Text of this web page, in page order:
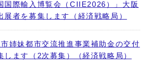
国際輸入博覧会（CIIE2026）」大阪
展者を募集します（経済戦略局）
姉妹都市交流推進事業補助金の交付
します（2次募集）（経済戦略局）